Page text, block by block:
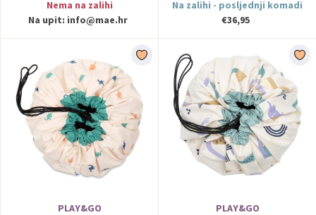
Nema na zalihi
Na upit: info@mae.hr
Na zalihi - posljednji komadi
€36,95
PLAY&GO PLAY&GO